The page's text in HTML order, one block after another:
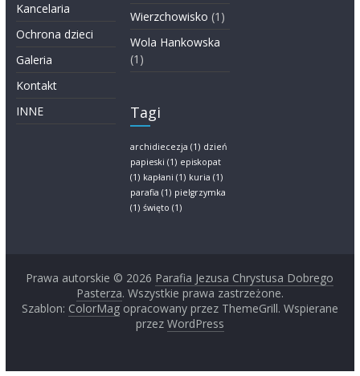
Kancelaria
Ochrona dzieci
Galeria
Kontakt
INNE
Wierzchowisko (1)
Wola Hankowska
(1)
Tagi
archidiecezja (1) dzień
papieski (1) episkopat
(1) kapłani (1) kuria (1)
parafia (1) pielgrzymka
(1) święto (1)
Prawa autorskie © 2026 Parafia Jezusa Chrystusa Dobrego
Pasterza. Wszystkie prawa zastrzeżone.
Szablon: ColorMagopracowany przez ThemeGrill. Wspierane
przez WordPress